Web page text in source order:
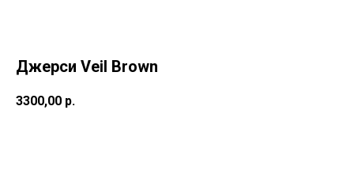
Джерси Veil Brown
3300,00 р.